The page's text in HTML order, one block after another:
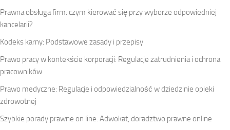
Prawna obsługa firm: czym kierować się przy wyborze odpowiedniej
kancelarii?
Kodeks karny: Podstawowe zasady i przepisy
Prawo pracy w kontekście korporacji: Regulacje zatrudnienia i ochrona
pracowników
Prawo medyczne: Regulacje i odpowiedzialność w dziedzinie opieki
zdrowotnej
Szybkie porady prawne on line. Adwokat, doradztwo prawne online